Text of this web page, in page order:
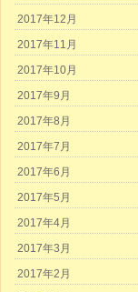
2017年12月
2017年11月
2017年10月
2017年9月
2017年8月
2017年7月
2017年6月
2017年5月
2017年4月
2017年3月
2017年2月